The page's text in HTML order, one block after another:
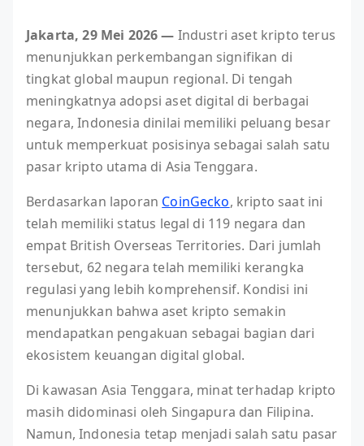
Jakarta, 29 Mei 2026 — Industri aset kripto terus
menunjukkan perkembangan signifikan di
tingkat global maupun regional. Di tengah
meningkatnya adopsi aset digital di berbagai
negara, Indonesia dinilai memiliki peluang besar
untuk memperkuat posisinya sebagai salah satu
pasar kripto utama di Asia Tenggara.
Berdasarkan laporan CoinGecko, kripto saat ini
telah memiliki status legal di 119 negara dan
empat British Overseas Territories. Dari jumlah
tersebut, 62 negara telah memiliki kerangka
regulasi yang lebih komprehensif. Kondisi ini
menunjukkan bahwa aset kripto semakin
mendapatkan pengakuan sebagai bagian dari
ekosistem keuangan digital global.
Di kawasan Asia Tenggara, minat terhadap kripto
masih didominasi oleh Singapura dan Filipina.
Namun, Indonesia tetap menjadi salah satu pasar